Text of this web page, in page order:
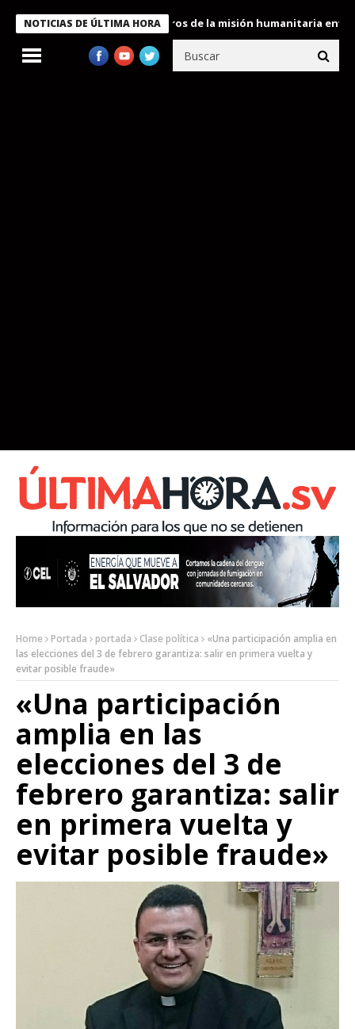
NOTICIAS DE ÚLTIMA HORA
condecora a miembros de la misión humanitaria enviada a
Home Portada portada Clase política
«Una participación amplia en
las elecciones del 3 de febrero garantiza: salir en primera vuelta y
evitar posible fraude»
«Una participación
amplia en las
elecciones del 3 de
febrero garantiza: salir
en primera vuelta y
evitar posible fraude»